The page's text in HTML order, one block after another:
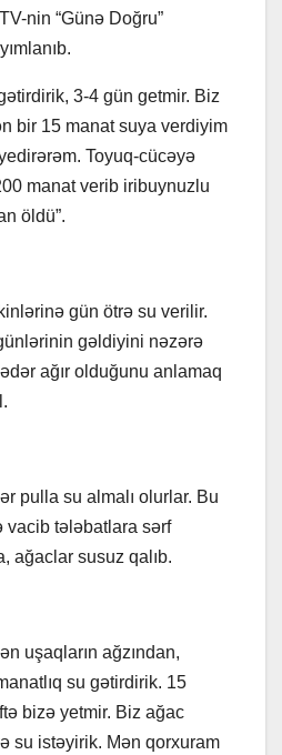
nin “Günə Doğru”
3-4 gün getmir. Biz
bir 15 manat suya verdiyim
Toyuq-cücəyə
manat verib iribuynuzlu
öldü”.
gün ötrə su verilir.
gəldiyini nəzərə
ağır olduğunu anlamaq
pulla su almalı olurlar. Bu
vacib tələbatlara sərf
ağaclar susuz qalıb.
uşaqların ağzından,
su gətirdirik. 15
bizə yetmir. Biz ağac
su istəyirik. Mən qorxuram